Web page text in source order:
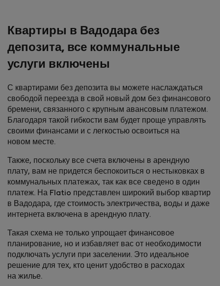
Квартиры в Вадодара без
депозита, все коммунальные
услуги включены
С квартирами без депозита вы можете наслаждаться
свободой переезда в свой новый дом без финансового
бремени, связанного с крупным авансовым платежом.
Благодаря такой гибкости вам будет проще управлять
своими финансами и с легкостью освоиться на
новом месте.
Также, поскольку все счета включены в арендную
плату, вам не придется беспокоиться о нестыковках в
коммунальных платежах, так как все сведено в один
платеж. На Flatio представлен широкий выбор квартир
в Вадодара, где стоимость электричества, воды и даже
интернета включена в арендную плату.
Такая схема не только упрощает финансовое
планирование, но и избавляет вас от необходимости
подключать услуги при заселении. Это идеальное
решение для тех, кто ценит удобство в расходах
на жилье.